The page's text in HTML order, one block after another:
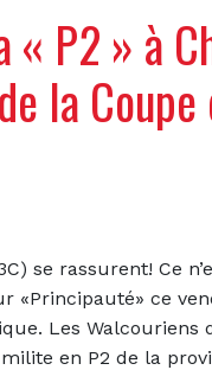
« P2 » à
la Coupe
se rassurent! Ce
«Principauté» ce
Les Walcouriens
en P2 de la